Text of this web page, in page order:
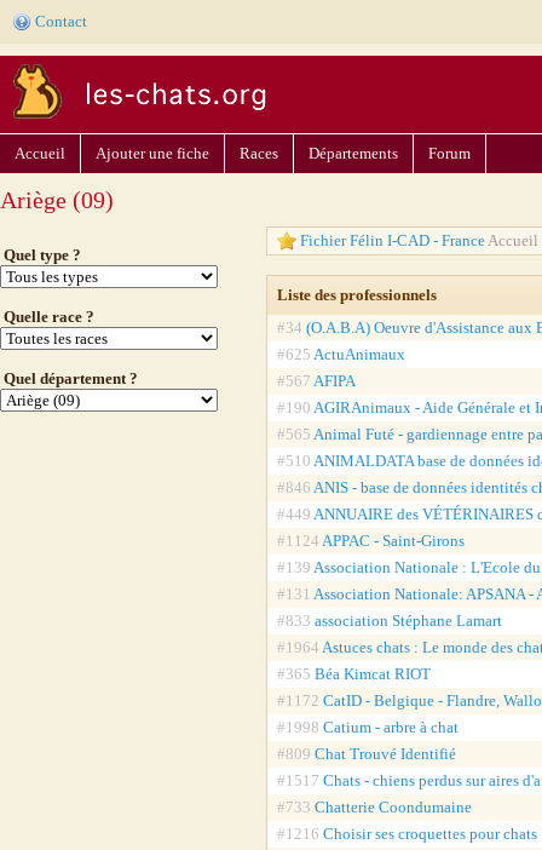
Contact
Accueil Ajouter une fiche Races Départements Forum
Ariège (09)
Quel type ?
Quelle race ?
Quel département ?
Fichier Félin I-CAD - FranceAccueil
Liste des professionnels
#34 (O.A.B.A) Oeuvre d'Assistance aux
#625 ActuAnimaux
#567 AFIPA
#190 AGIRAnimaux - Aide Générale et
#565 Animal Futé - gardiennage entre
#510 ANIMALDATA base de données
#846 ANIS - base de données identités
#449 ANNUAIRE des VÉTÉRINAIRES
#1124 APPAC - Saint-Girons
#139 Association Nationale : L'Ecole
#131 Association Nationale: APSANA -
#833 association Stéphane Lamart
#1964 Astuces chats : Le monde des
#365 Béa Kimcat RIOT
#1172 CatID - Belgique - Flandre,
#1998 Catium - arbre à chat
#809 Chat Trouvé Identifié
#1517 Chats - chiens perdus sur aires
#733 Chatterie Coondumaine
#1216 Choisir ses croquettes pour